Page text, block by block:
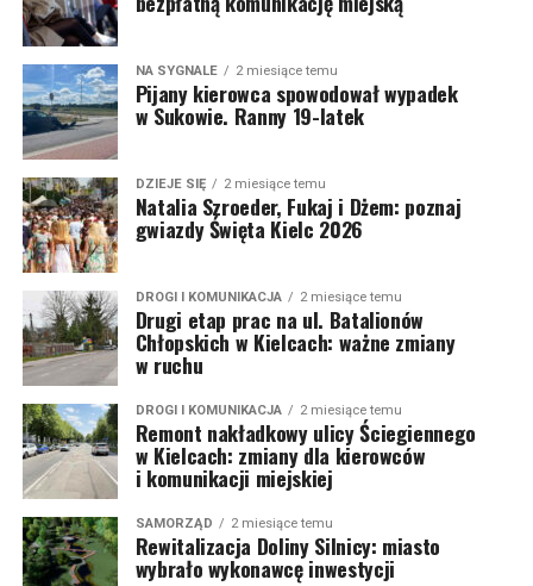
NA SYGNALE 2 miesiące temu
Pijany kierowca spowodował wypadek
w Sukowie. Ranny 19-latek
DZIEJE SIĘ 2 miesiące temu
Natalia Szroeder, Fukaj i Dżem: poznaj
gwiazdy Święta Kielc 2026
DROGI I KOMUNIKACJA 2 miesiące temu
Drugi etap prac na ul. Batalionów
Chłopskich w Kielcach: ważne zmiany
w ruchu
DROGI I KOMUNIKACJA 2 miesiące temu
Remont nakładkowy ulicy Ściegiennego
w Kielcach: zmiany dla kierowców
i komunikacji miejskiej
SAMORZĄD 2 miesiące temu
Rewitalizacja Doliny Silnicy: miasto
wybrało wykonawcę inwestycji